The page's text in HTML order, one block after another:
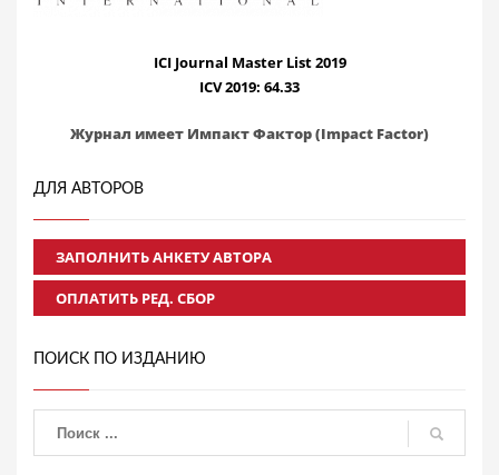
ICI Journal Master List 2019
ICV 2019: 64.33
Журнал имеет Импакт Фактор (Impact Factor)
ДЛЯ АВТОРОВ
ЗАПОЛНИТЬ АНКЕТУ АВТОРА
ОПЛАТИТЬ РЕД. СБОР
ПОИСК ПО ИЗДАНИЮ